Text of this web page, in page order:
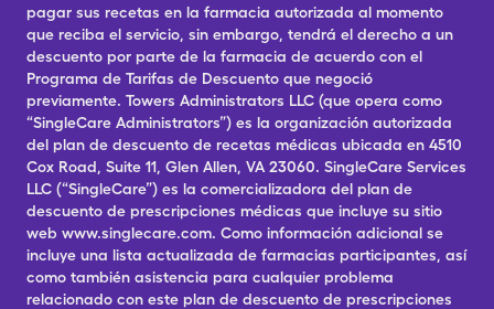
pagar sus recetas en la farmacia autorizada al momento
que reciba el servicio, sin embargo, tendrá el derecho a un
descuento por parte de la farmacia de acuerdo con el
Programa de Tarifas de Descuento que negoció
previamente. Towers Administrators LLC (que opera como
“SingleCare Administrators”) es la organización autorizada
del plan de descuento de recetas médicas ubicada en 4510
Cox Road, Suite 11, Glen Allen, VA 23060. SingleCare Services
LLC (“SingleCare”) es la comercializadora del plan de
descuento de prescripciones médicas que incluye su sitio
web www.singlecare.com. Como información adicional se
incluye una lista actualizada de farmacias participantes, así
como también asistencia para cualquier problema
relacionado con este plan de descuento de prescripciones